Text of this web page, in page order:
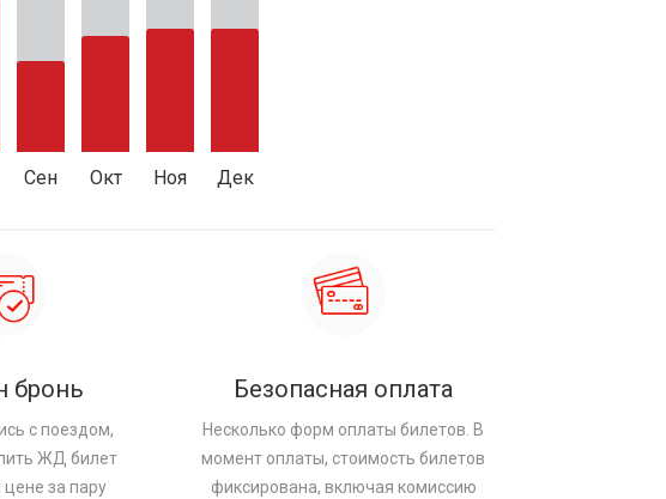
Сен Окт Ноя Дек
бронь
с поездом,
ЖД билет
за пару
Безопасная оплата
Несколько форм оплаты билетов. В
момент оплаты, стоимость билетов
фиксирована, включая комиссию